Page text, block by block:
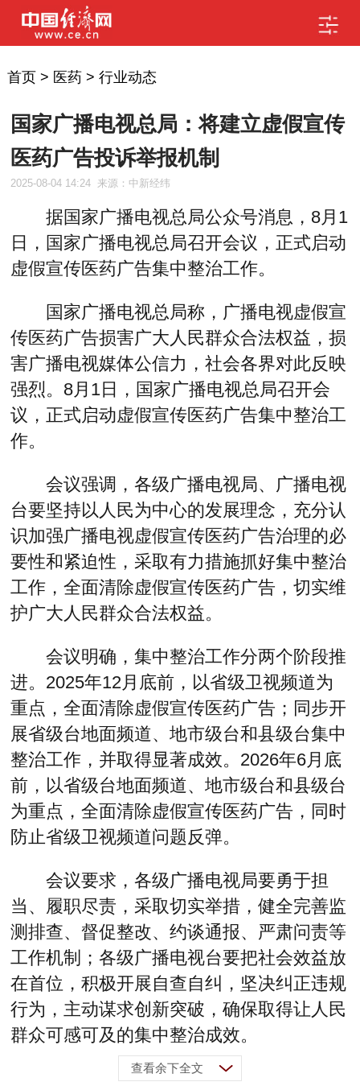
首页> 医药> 行业动态
国家广播电视总局：将建立虚假宣传
医药广告投诉举报机制
2025-08-04 14:24 来源：中新经纬
据国家广播电视总局公众号消息，8月1
日，国家广播电视总局召开会议，正式启动
虚假宣传医药广告集中整治工作。
国家广播电视总局称，广播电视虚假宣
传医药广告损害广大人民群众合法权益，损
害广播电视媒体公信力，社会各界对此反映
强烈。8月1日，国家广播电视总局召开会
议，正式启动虚假宣传医药广告集中整治工
作。
会议强调，各级广播电视局、广播电视
台要坚持以人民为中心的发展理念，充分认
识加强广播电视虚假宣传医药广告治理的必
要性和紧迫性，采取有力措施抓好集中整治
工作，全面清除虚假宣传医药广告，切实维
护广大人民群众合法权益。
会议明确，集中整治工作分两个阶段推
进。2025年12月底前，以省级卫视频道为
重点，全面清除虚假宣传医药广告；同步开
展省级台地面频道、地市级台和县级台集中
整治工作，并取得显著成效。2026年6月底
前，以省级台地面频道、地市级台和县级台
为重点，全面清除虚假宣传医药广告，同时
防止省级卫视频道问题反弹。
会议要求，各级广播电视局要勇于担
当、履职尽责，采取切实举措，健全完善监
测排查、督促整改、约谈通报、严肃问责等
工作机制；各级广播电视台要把社会效益放
在首位，积极开展自查自纠，坚决纠正违规
行为，主动谋求创新突破，确保取得让人民
群众可感可及的集中整治成效。
查看余下全文